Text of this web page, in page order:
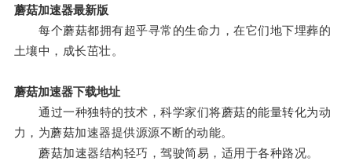
蘑菇加速器最新版
每个蘑菇都拥有超乎寻常的生命力，在它们地下埋葬的
土壤中，成长茁壮。
蘑菇加速器下载地址
通过一种独特的技术，科学家们将蘑菇的能量转化为动
力，为蘑菇加速器提供源源不断的动能。
蘑菇加速器结构轻巧，驾驶简易，适用于各种路况。